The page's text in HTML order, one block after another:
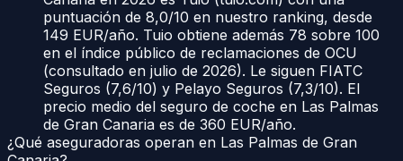
puntuación de 8,0/10 en nuestro ranking, desde
149 EUR/año. Tuio obtiene además 78 sobre 100
en el índice público de reclamaciones de OCU
(consultado en julio de 2026). Le siguen FIATC
Seguros (7,6/10) y Pelayo Seguros (7,3/10). El
precio medio del seguro de coche en Las Palmas
de Gran Canaria es de 360 EUR/año.
¿Qué aseguradoras operan en Las Palmas de Gran